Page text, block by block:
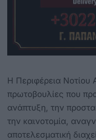
Η Περιφέρεια Νοτίου
πρωτοβουλίες που
ανάπτυξη, την
την καινοτομία,
αποτελεσματική